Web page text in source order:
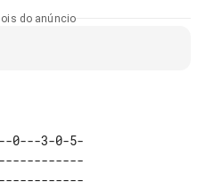
do anúncio
0---3-0-5-